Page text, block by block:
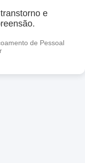
e
de Pessoal